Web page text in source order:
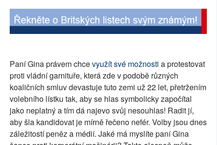
AUTOŘI
RUBRIKY
PLNÁ VERZE STRÁNEK
Paní Gina právem chcevyužít své možnosti a protestovat
proti vládní garnituře, která zde v podobě různých
koaličních smluv devastuje tuto zemi už 22 let, přetržením
volebního lístku tak, aby se hlas symbolicky započítal
jako neplatný a tím dá najevo svůj nesouhlas! Radit jí,
aby šla kandidovat je mírně řečeno nefér. Volby jsou dnes
záležitostí peněz a médií. Jaké má myslíte paní Gina